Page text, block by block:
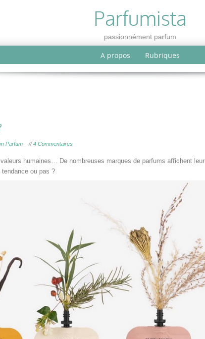
Parfumista
passionnément parfum
A propos Rubriques
Parfum //4 Commentaires
humaines… De nombreuses marques de parfums affichent leur
ou pas ?